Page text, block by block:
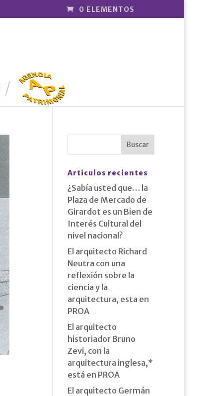
0 ELEMENTOS
AGENCIA
PATRIMONI
AL
Articulos recientes
¿Sabía usted que… la
Plaza de Mercado de
Girardot es un Bien de
Interés Cultural del
nivel nacional?
El arquitecto Richard
Neutra con una
reflexión sobre la
ciencia y la
arquitectura, esta en
PROA
El arquitecto
historiador Bruno
Zevi, con la
arquitectura inglesa,*
está en PROA
El arquitecto Germán